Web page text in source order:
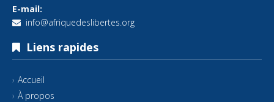
E-mail:
info@afriquedeslibertes.org
Liens rapides
Accueil
À propos